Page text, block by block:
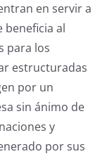
en servir a
beneficia al
para los
estructuradas
por un
sin ánimo de
y
por sus